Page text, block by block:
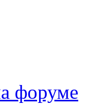
форуме